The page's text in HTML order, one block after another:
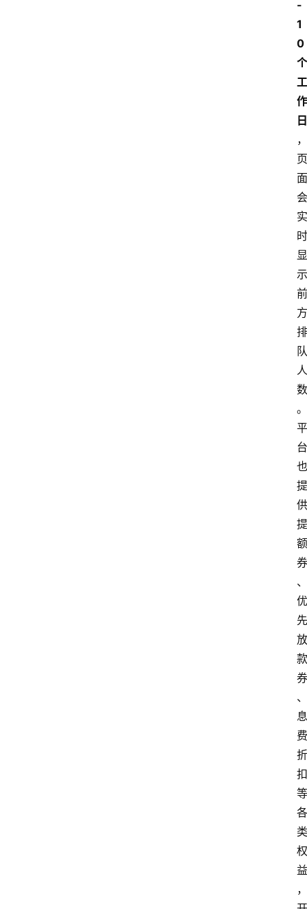
-
1
0
个
工
作
日
，
页
面
会
实
时
显
示
前
方
排
队
人
数
。
平
台
也
提
供
提
额
券
、
优
先
放
款
券
、
息
费
折
扣
等
各
类
权
益
，